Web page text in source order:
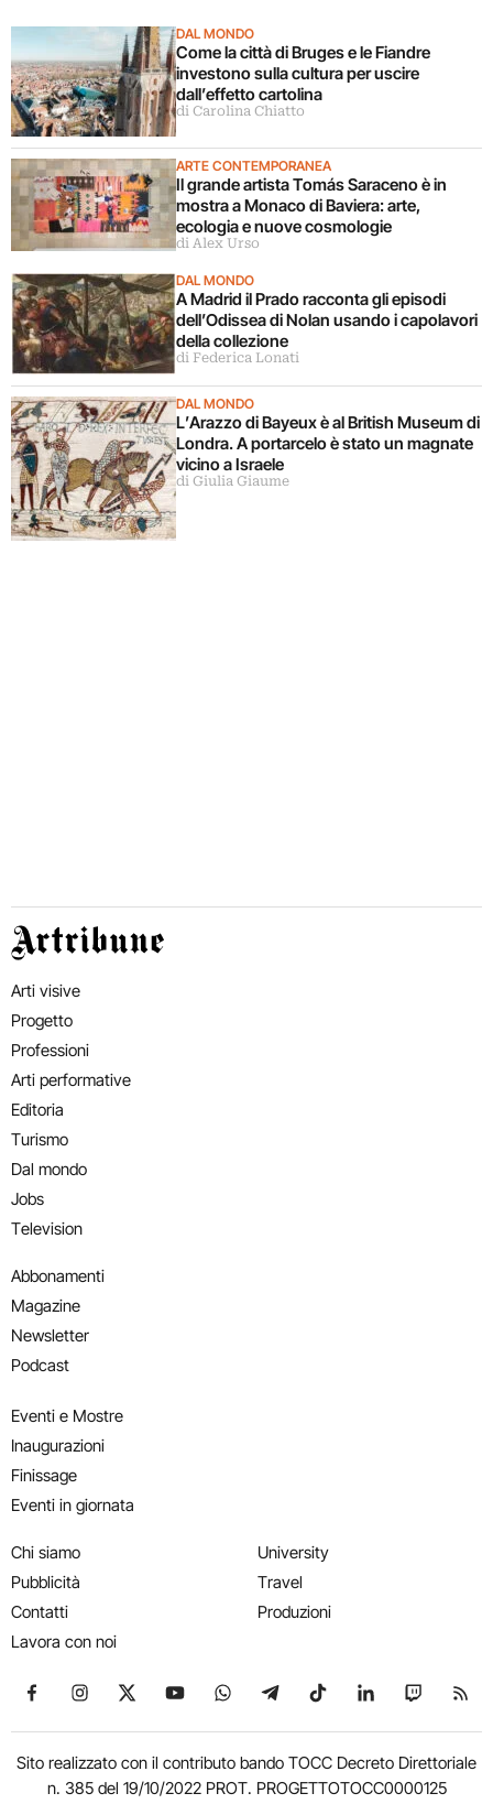
DAL MONDO
Come la città di Bruges e le Fiandre
investono sulla cultura per uscire
dall’effetto cartolina
di Carolina Chiatto
ARTE CONTEMPORANEA
Il grande artista Tomás Saraceno è in
mostra a Monaco di Baviera: arte,
ecologia e nuove cosmologie
di Alex Urso
DAL MONDO
A Madrid il Prado racconta gli episodi
dell’Odissea di Nolan usando i capolavori
della collezione
di Federica Lonati
DAL MONDO
L’Arazzo di Bayeux è al British Museum di
Londra. A portarcelo è stato un magnate
vicino a Israele
di Giulia Giaume
Artribune
Arti visive
Progetto
Professioni
Arti performative
Editoria
Turismo
Dal mondo
Jobs
Television
Abbonamenti
Magazine
Newsletter
Podcast
Eventi e Mostre
Inaugurazioni
Finissage
Eventi in giornata
Chi siamo
Pubblicità
Contatti
Lavora con noi
University
Travel
Produzioni
Seguici su Facebook
Seguici su Instagram
Seguici su X
Seguici su YouTube
Seguici su WhatsApp
Seguici su Telegram
Seguici su TikTok
Seguici su
Seguici
Sito realizzato con il contributo bando TOCC Decreto Direttoriale
n. 385 del 19/10/2022 PROT. PROGETTOTOCC0000125